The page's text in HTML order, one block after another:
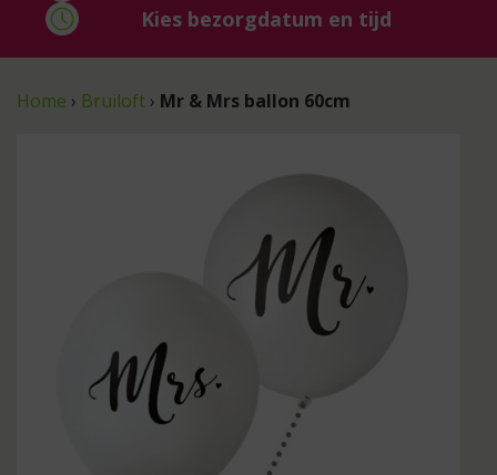
Kies bezorgdatum en tijd
Home › Bruiloft › Mr & Mrs ballon 60cm